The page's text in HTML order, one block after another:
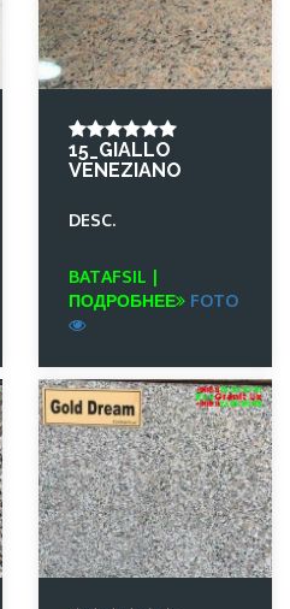
15_GIALLO
VENEZIANO
DESC.
BATAFSIL |
ПОДРОБНЕЕ
FOTO